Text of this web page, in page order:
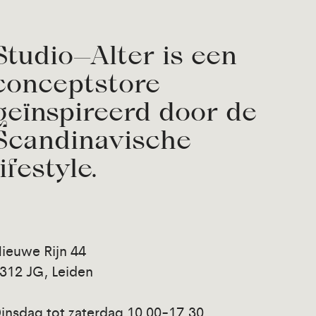
is een
door de
Rijn 44
JG, Leiden
tot zaterdag 10.00-17.30